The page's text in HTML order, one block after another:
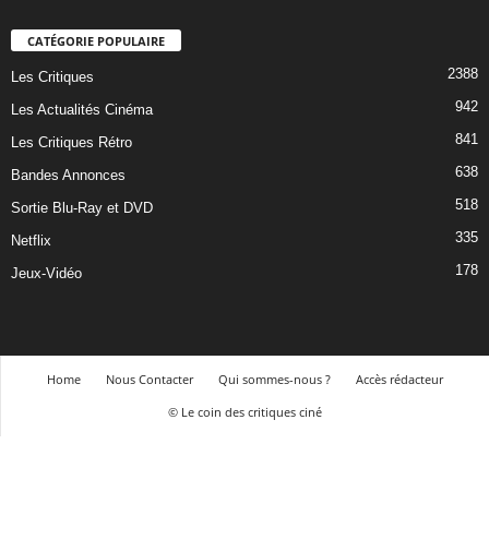
CATÉGORIE POPULAIRE
Les Critiques 2388
Les Actualités Cinéma 942
Les Critiques Rétro 841
Bandes Annonces 638
Sortie Blu-Ray et DVD 518
Netflix 335
Jeux-Vidéo 178
Home Nous Contacter Qui sommes-nous ?
Accès rédacteur
© Le coin des critiques ciné